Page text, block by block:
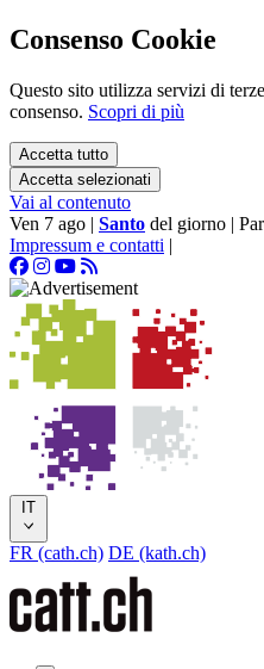
Consenso Cookie
Questo sito utilizza servizi di
consenso. Scopri di più
Accetta tutto
Accetta selezionati
Vai al contenuto
Ven 7 ago | Santo del giorno |
Impressum e contatti |
IT
FR (cath.ch) DE (kath.ch)